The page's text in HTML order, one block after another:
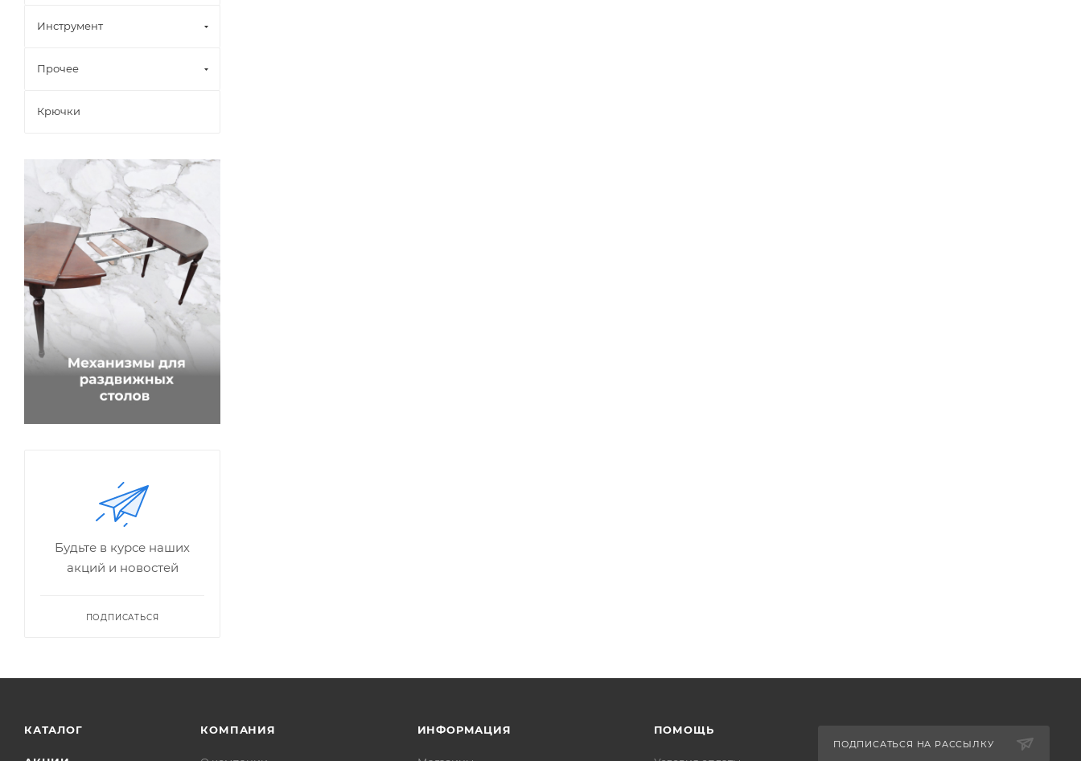
Инструмент
Прочее
Крючки
Будьте в курсе наших
акций и новостей
ПОДПИСАТЬСЯ
КАТАЛОГ КОМПАНИЯ ИНФОРМАЦИЯ ПОМОЩЬ
ПОДПИСАТЬСЯ НА РАССЫЛКУ